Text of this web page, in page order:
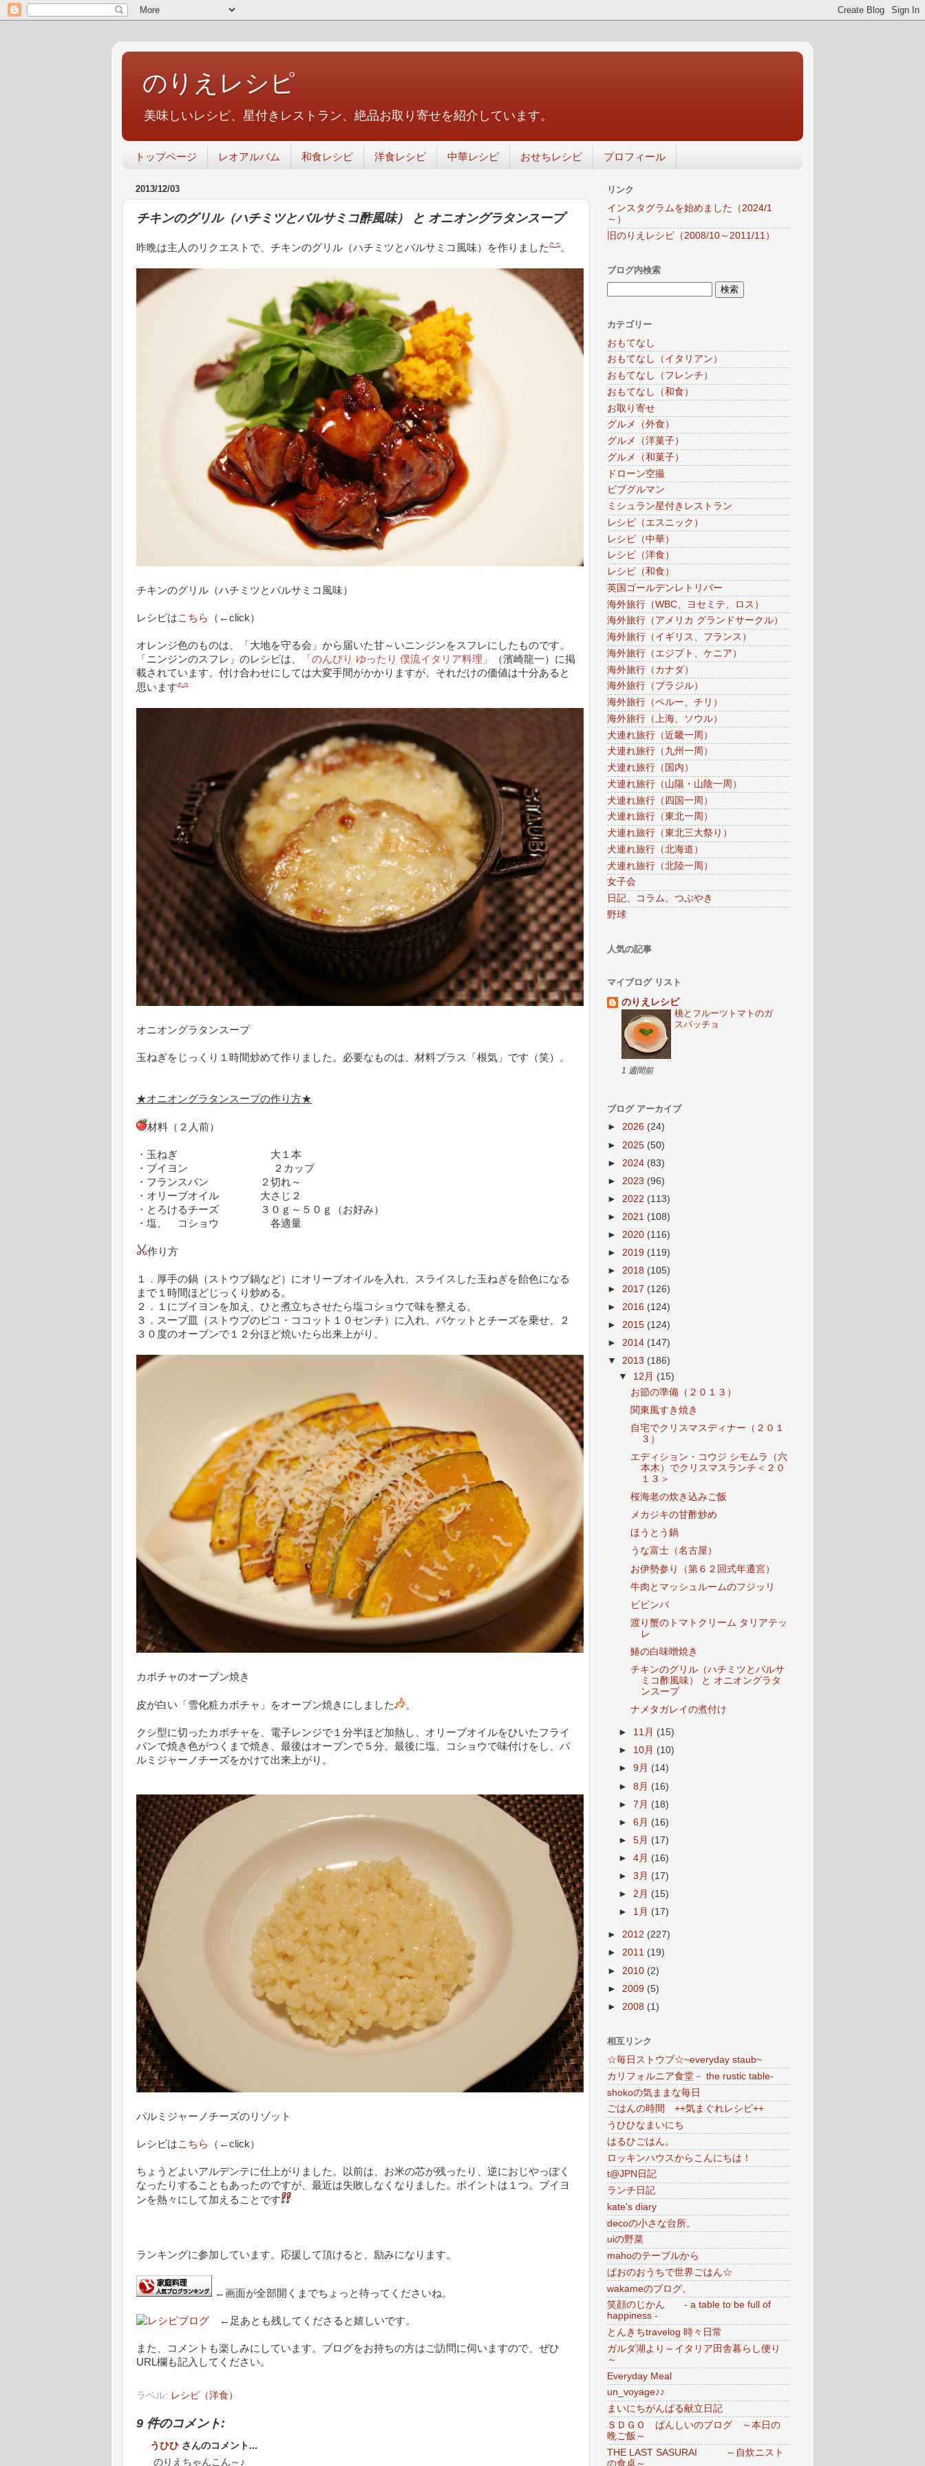
のりえレシピ
美味しいレシピ、星付きレストラン、絶品お取り寄せを紹介しています。
トップページ レオアルバム 和食レシピ 洋食レシピ 中華レシピ おせちレシピ プロフィール
2013/12/03
チキンのグリル（ハチミツとバルサミコ酢風味） と オニオングラタンスープ
昨晩は主人のリクエストで、チキンのグリル（ハチミツとバルサミコ風味）を作りました 。
チキンのグリル（ハチミツとバルサミコ風味）
レシピはこちら （←click）
オレンジ色のものは、「大地を守る会」から届いた甘～いニンジンをスフレにしたものです。
「ニンジンのスフレ」のレシピは、
「のんびり ゆったり 僕流イタリア料理」
（濱崎龍一）に掲
載されています。付け合わせにしては大変手間がかかりますが、それだけの価値は十分あると
思います
オニオングラタンスープ
玉ねぎをじっくり１時間炒めて作りました。必要なものは、材料プラス「根気」です（笑）。
★オニオングラタンスープの作り方★
材料（２人前）
・玉ねぎ 大１本
・ブイヨン ２カップ
・フランスパン ２切れ～
・オリーブオイル 大さじ２
・とろけるチーズ ３０ｇ～５０ｇ（お好み）
・塩、 コショウ 各適量
作り方
１．厚手の鍋（ストウブ鍋など）にオリーブオイルを入れ、スライスした玉ねぎを飴色になる
まで１時間ほどじっくり炒める。
２．１にブイヨンを加え、ひと煮立ちさせたら塩コショウで味を整える。
３．スープ皿（ストウブのピコ・ココット１０センチ）に入れ、バケットとチーズを乗せ、２
３０度のオーブンで１２分ほど焼いたら出来上がり。
カボチャのオーブン焼き
皮が白い「雪化粧カボチャ」をオーブン焼きにしました 。
クシ型に切ったカボチャを、電子レンジで１分半ほど加熱し、オリーブオイルをひいたフライ
パンで焼き色がつくまで焼き、最後はオーブンで５分。最後に塩、コショウで味付けをし、パ
ルミジャーノチーズをかけて出来上がり。
パルミジャーノチーズのリゾット
レシピはこちら （←click）
ちょうどよいアルデンテに仕上がりました。以前は、お米の芯が残ったり、逆におじやっぽく
なったりすることもあったのですが、最近は失敗しなくなりました。ポイントは１つ。ブイヨ
ンを熱々にして加えることです
ランキングに参加しています。応援して頂けると、励みになります。
←画面が全部開くまでちょっと待ってくださいね。
←足あとも残してくださると嬉しいです。
また、コメントも楽しみにしています。ブログをお持ちの方はご訪問に伺いますので、ぜひ
URL欄も記入してください。
ラベル: レシピ（洋食）
9 件のコメント:
うひひ さんのコメント...
のりえちゃんこん～♪
リンク
インスタグラムを始めました（2024/1
～）
旧のりえレシピ（2008/10～2011/11）
ブログ内検索
カテゴリー
おもてなし
おもてなし（イタリアン）
おもてなし（フレンチ）
おもてなし（和食）
お取り寄せ
グルメ（外食）
グルメ（洋菓子）
グルメ（和菓子）
ドローン空撮
ビブグルマン
ミシュラン星付きレストラン
レシピ（エスニック）
レシピ（中華）
レシピ（洋食）
レシピ（和食）
英国ゴールデンレトリバー
海外旅行（WBC、ヨセミテ、ロス）
海外旅行（アメリカ グランドサークル）
海外旅行（イギリス、フランス）
海外旅行（エジプト、ケニア）
海外旅行（カナダ）
海外旅行（ブラジル）
海外旅行（ペルー、チリ）
海外旅行（上海、ソウル）
犬連れ旅行（近畿一周）
犬連れ旅行（九州一周）
犬連れ旅行（国内）
犬連れ旅行（山陽・山陰一周）
犬連れ旅行（四国一周）
犬連れ旅行（東北一周）
犬連れ旅行（東北三大祭り）
犬連れ旅行（北海道）
犬連れ旅行（北陸一周）
女子会
日記、コラム、つぶやき
野球
人気の記事
マイブログ リスト
のりえレシピ
桃とフルーツトマトのガ
スパッチョ
1 週間前
ブログ アーカイブ
► 2026 (24)
► 2025 (50)
► 2024 (83)
► 2023 (96)
► 2022 (113)
► 2021 (108)
► 2020 (116)
► 2019 (119)
► 2018 (105)
► 2017 (126)
► 2016 (124)
► 2015 (124)
► 2014 (147)
▼ 2013 (186)
▼ 12月 (15)
お節の準備（２０１３）
関東風すき焼き
自宅でクリスマスディナー（２０１
３）
エディション・コウジ シモムラ（六
本木）でクリスマスランチ＜２０
１３＞
桜海老の炊き込みご飯
メカジキの甘酢炒め
ほうとう鍋
うな富士（名古屋）
お伊勢参り（第６２回式年遷宮）
牛肉とマッシュルームのフジッリ
ビビンパ
渡り蟹のトマトクリーム タリアテッ
レ
鰆の白味噌焼き
チキンのグリル（ハチミツとバルサ
ミコ酢風味） と オニオングラタ
ンスープ
ナメタガレイの煮付け
► 11月 (15)
► 10月 (10)
►9月 (14)
►8月 (16)
►7月 (18)
►6月 (16)
►5月 (17)
►4月 (16)
►3月 (17)
►2月 (15)
► 1月 (17)
► 2012 (227)
► 2011 (19)
► 2010 (2)
► 2009 (5)
► 2008 (1)
相互リンク
☆毎日ストウブ☆~everyday staub~
カリフォルニア食堂－ the rustic table-
shokoの気ままな毎日
ごはんの時間 ++気まぐれレシピ++
うひひなまいにち
はるひごはん。
ロッキンハウスからこんにちは！
t@JPN日記
ランチ日記
kate's diary
decoの小さな台所。
uiの野菜
mahoのテーブルから
ぱおのおうちで世界ごはん☆
wakameのブログ。
笑顔のじかん - a table to be full of
happiness -
とんきちtravelog 時々日常
ガルダ湖より～イタリア田舎暮らし便り
～
Everyday Meal
un_voyage♪♪
まいにちがんばる献立日記
ＳＤＧＯ ばんしいのブログ ～本日の
晩ご飯～
THE LAST SASURAI ～自炊ニスト
の食卓～